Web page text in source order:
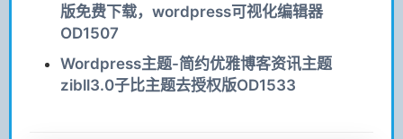
版免费下载，wordpress可视化编辑器
OD1507
Wordpress主题-简约优雅博客资讯主题
zibll3.0子比主题去授权版OD1533